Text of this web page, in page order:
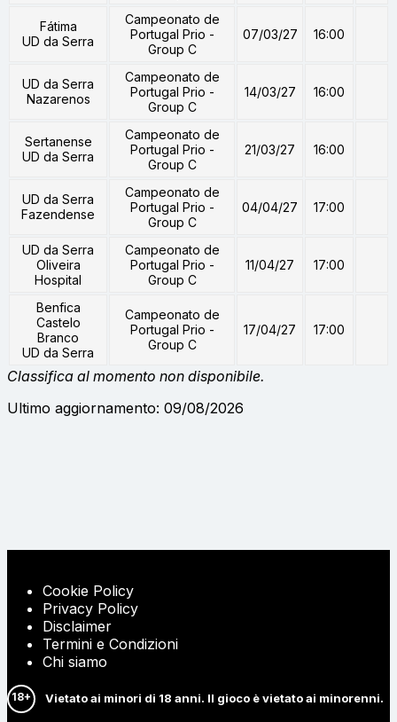
Fátima
UD da Serra
Campeonato de
Portugal Prio -
Group C
07/03/27 16:00
UD da Serra
Nazarenos
Campeonato de
Portugal Prio -
Group C
14/03/27 16:00
Sertanense
UD da Serra
Campeonato de
Portugal Prio -
Group C
21/03/27 16:00
UD da Serra
Fazendense
Campeonato de
Portugal Prio -
Group C
04/04/27 17:00
UD da Serra
Oliveira
Hospital
Campeonato de
Portugal Prio -
Group C
11/04/27 17:00
Benfica
Castelo
Branco
UD da Serra
Campeonato de
Portugal Prio -
Group C
17/04/27 17:00
Classifica al momento non disponibile.
Ultimo aggiornamento: 09/08/2026
Cookie Policy
Privacy Policy
Disclaimer
Termini e Condizioni
Chi siamo
18+ Vietato ai minori di 18 anni. Il gioco è vietato ai minorenni.